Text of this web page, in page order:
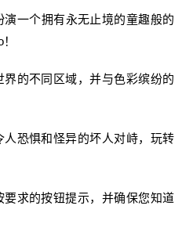
一个拥有永无止境的童趣般的
的不同区域，并与色彩缤纷的
恐惧和怪异的坏人对峙，玩转
求的按钮提示，并确保您知道